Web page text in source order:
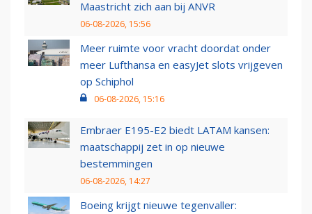
Maastricht zich aan bij ANVR
06-08-2026, 15:56
Meer ruimte voor vracht doordat onder
meer Lufthansa en easyJet slots vrijgeven
op Schiphol
06-08-2026, 15:16
Embraer E195-E2 biedt LATAM kansen:
maatschappij zet in op nieuwe
bestemmingen
06-08-2026, 14:27
Boeing krijgt nieuwe tegenvaller: